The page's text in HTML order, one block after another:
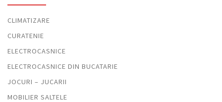
CLIMATIZARE
CURATENIE
ELECTROCASNICE
ELECTROCASNICE DIN BUCATARIE
JOCURI – JUCARII
MOBILIER SALTELE